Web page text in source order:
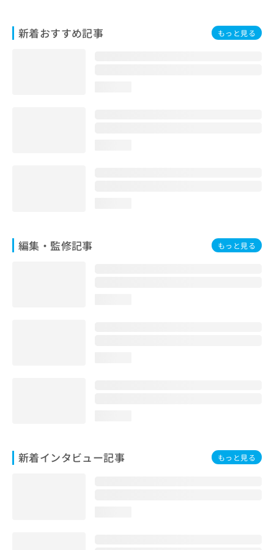
新着おすすめ記事 もっと見る
編集・監修記事 もっと見る
新着インタビュー記事 もっと見る